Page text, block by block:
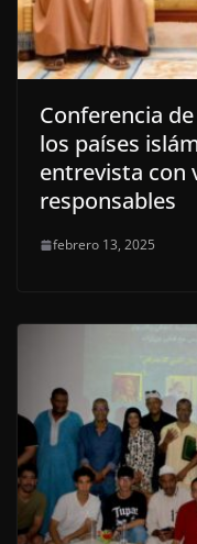
Conferencia
los países
entrevista con
responsables
febrero 13, 2025